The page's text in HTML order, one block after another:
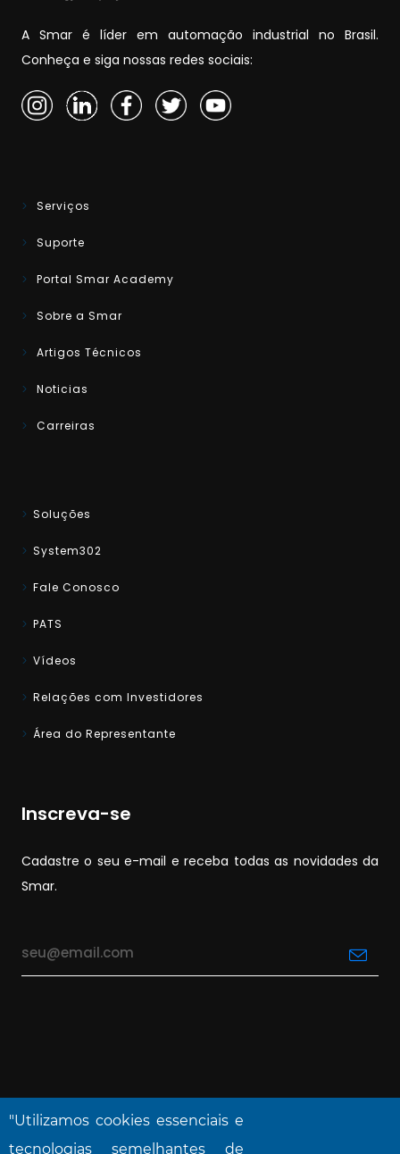
A Smar é líder em automação industrial no Brasil.
Conheça e siga nossas redes sociais:
Serviços
Suporte
Portal Smar Academy
Sobre a Smar
Artigos Técnicos
Noticias
Carreiras
Soluções
System302
Fale Conosco
PATS
Vídeos
Relações com Investidores
Área do Representante
Inscreva-se
Cadastre o seu e-mail e receba todas as novidades da
Smar.
"Utilizamos cookies essenciais e
tecnologias semelhantes de